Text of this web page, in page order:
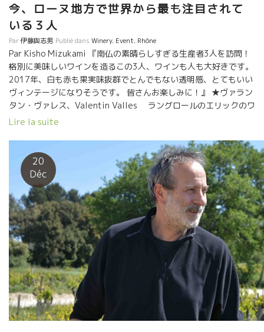
今、ローヌ地方で世界から最も注目されて
いる３人
Par伊藤與志男 Publié dans Winery, Event, Rhône
Par Kisho Mizukami 『南仏の素晴らしすぎる生産者3人を訪問！
格別に美味しいワインを造るこの3人、ワインも人も大好きです。
2017年、白も赤も果実味抜群でとんでもない透明感、とてもいい
ヴィンテージになりそうです。 皆さんお楽しみに！』 ★ヴァラン
タン・ヴァレス、Valentin Valles ラングロールのエリックのワ
インに魅せられて醸造家になって、 ずっとエリックを追い続け
の境地。 ★クロ・デ・グリヨンのニコラ・ルノー、Nicolas
Renaud (Clos des Grillons) ラングロールのエリック・プファー
リングとヴィエイユ・ジュリアンヌのドーマン氏のところで 修業
した後に独立。 近年、ますますエリックのスタイルに近づいてき
た。エリックもニコラの腕を認めて、共同ワインを造りだした。
★ドメーヌ・アドヴィヌム Domaine Ad Vinum、 セ
バスチャン・シャティヨン Sébastien Chatillon 、 Parisの超
人気ビストロ、Chateaubriandシャトーブリアンのシェフ・ソム
リエをやっていたセバスチャン。 並外れた才能・醸造センスを持
っている。初リリースから世界中の自然派ワイン・ファンを魅了
した。
Cette semaine entre les salons de
Montpellier, visite chez 3 magnifiques vignerons du Gard:
Valentin Valles (Domaine Valentin Valles), Nicolas Renaud
(Clos des Grillons) Sébastien Chatillon Roy De La Fete
Lire la suite
20
Déc